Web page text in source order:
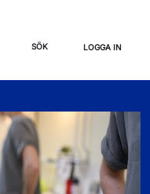
SÖK LOGGA IN